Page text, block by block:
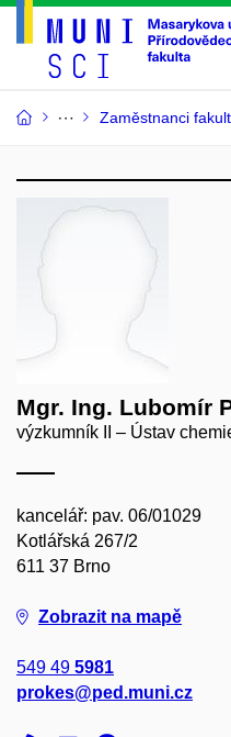
Zaměstnanci
Mgr. Ing. Lubomír
výzkumník II – Ústav
kancelář: pav. 06/01029
Kotlářská 267/2
611 37 Brno
Zobrazit na mapě
549 49 5981
prokes@ped.muni.cz